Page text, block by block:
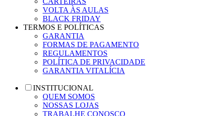
VOLTA ÀS AULAS
BLACK FRIDAY
TERMOS E POLÍTICAS
GARANTIA
FORMAS DE PAGAMENTO
REGULAMENTOS
POLÍTICA DE PRIVACIDADE
GARANTIA VITALÍCIA
INSTITUCIONAL
QUEM SOMOS
NOSSAS LOJAS
TRABALHE CONOSCO